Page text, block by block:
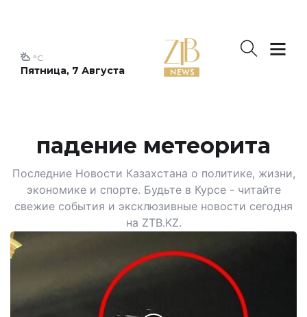
Пятница, 7 Августа
°C
падение метеорита
Последние Новости Казахстана о политике, жизни,
экономике и спорте. Будьте в Курсе - читайте
свежие события и эксклюзивные новости сегодня
на ZTB.KZ.